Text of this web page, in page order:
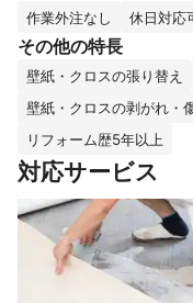
作業外注なし 休日対応
その他の特長
壁紙・クロスの張り替え
壁紙・クロスの剥がれ・
リフォーム歴5年以上
対応サービス